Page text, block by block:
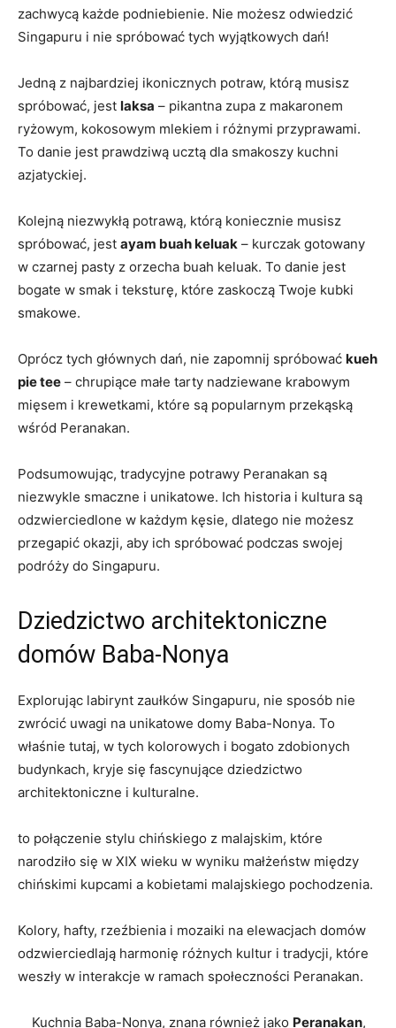
zachwycą każde podniebienie.⁤ Nie możesz odwiedzić
Singapuru i nie⁢ spróbować tych wyjątkowych dań!
Jedną z najbardziej ikonicznych potraw, którą musisz
spróbować, jest laksa – pikantna zupa z ‍makaronem
ryżowym, kokosowym mlekiem i różnymi przyprawami.
To‍ danie ⁣jest ⁤prawdziwą ucztą dla smakoszy kuchni
azjatyckiej.
Kolejną niezwykłą ⁢potrawą, którą koniecznie ⁣musisz
spróbować, jest ayam buah keluak – kurczak gotowany
w‌ czarnej pasty z orzecha buah keluak.⁢ To danie jest
bogate w‍ smak i ‌teksturę, które⁢ zaskoczą Twoje kubki
smakowe.
Oprócz tych głównych‍ dań, nie zapomnij spróbować kueh
pie tee – chrupiące małe tarty ​nadziewane krabowym
mięsem i krewetkami, które są popularnym‌ przekąską
wśród Peranakan.
Podsumowując, tradycyjne potrawy ⁤Peranakan są
niezwykle​ smaczne i unikatowe. Ich historia i kultura są
‌odzwierciedlone w⁤ każdym ⁤kęsie, dlatego nie⁣ możesz
przegapić okazji, aby ich spróbować podczas swojej
podróży do Singapuru.
Dziedzictwo architektoniczne⁤
domów Baba-Nonya
⁣Explorując⁤ labirynt ⁣zaułków Singapuru, nie sposób nie
zwrócić uwagi ‍na unikatowe domy Baba-Nonya. To‌
właśnie tutaj, w tych⁢ kolorowych i bogato zdobionych ​
budynkach,‍ kryje się ⁣fascynujące dziedzictwo
architektoniczne i kulturalne.
to ⁤połączenie stylu ‍chińskiego z ‍malajskim, które
narodziło się w XIX ⁣wieku w wyniku małżeństw między⁣
chińskimi‍ kupcami a kobietami malajskiego ⁢pochodzenia.
Kolory, hafty, rzeźbienia i mozaiki na elewacjach domów
odzwierciedlają ⁢harmonię różnych kultur i⁣ tradycji, które
weszły⁢ w interakcje⁤ w ramach‍ społeczności Peranakan.
⁢ ​ ⁤ ⁢ ‌Kuchnia Baba-Nonya, znana również jako Peranakan,